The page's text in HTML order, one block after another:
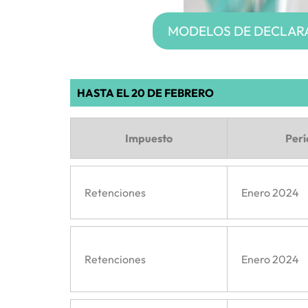
MODELOS DE
HASTA EL 20 DE FEBRERO
Impuesto
Retenciones Enero 2024
Retenciones Enero 2024